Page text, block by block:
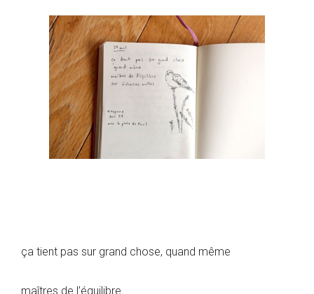
ça tient pas sur grand chose, quand même
maîtres de l’équilibre